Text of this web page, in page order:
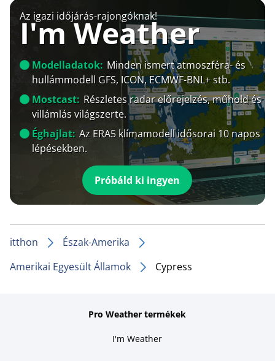
Az igazi időjárás-rajongóknak!
I'm Weather
Modelladatok: Minden ismert atmoszféra- és
hullámmodell GFS, ICON, ECMWF-BNL+ stb.
Mostcast: Részletes radar előrejelzés, műhold és
villámlás világszerte.
Éghajlat: Az ERA5 klímamodell idősorai 10 napos
lépésekben.
Próbáld ki ingyen
itthon
Észak-Amerika
Amerikai Egyesült Államok
Cypress
Pro Weather termékek
I'm Weather